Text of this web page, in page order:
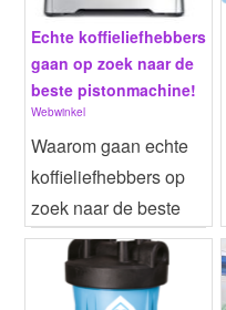
Echte koffieliefhebbers
gaan op zoek naar de
beste pistonmachine!
Webwinkel
Waarom gaan echte
koffieliefhebbers op
zoek naar de beste
pistonmachine?
Omdat z...
Website | Meer info...